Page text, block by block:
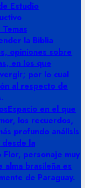
Estudio
la Biblia
opiniones sobre
en los que
por lo cual
al respecto de
Espacio en el que
los recuerdos,
profundo análisis
la
Flor, personaje muy
alma brasileña es
de Paraguay.